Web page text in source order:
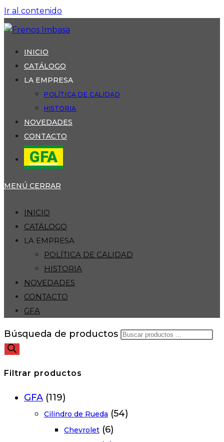
Ir al contenido
INICIO
CATÁLOGO
LA EMPRESA
POLÍTICA DE CALIDAD
HISTORIA
NOVEDADES
CONTACTO
GFA
MENÚ CERRAR
INICIO
CATÁLOGO
LA EMPRESA
POLÍTICA DE CALIDAD
HISTORIA
NOVEDADES
CONTACTO
GFA
Búsqueda de productos
Filtrar productos
GFA (119)
Cilindro de Rueda (54)
Chevrolet (6)